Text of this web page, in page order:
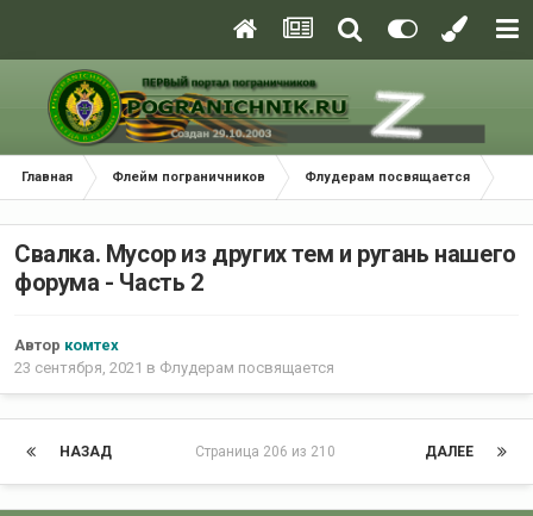
Главная Флейм пограничников Флудерам посвящается
Свалка. Мусор из других тем и ругань нашего
форума - Часть 2
Автор комтех
23 сентября, 2021 в Флудерам посвящается
НАЗАД ДАЛЕЕ
Страница 206 из 210